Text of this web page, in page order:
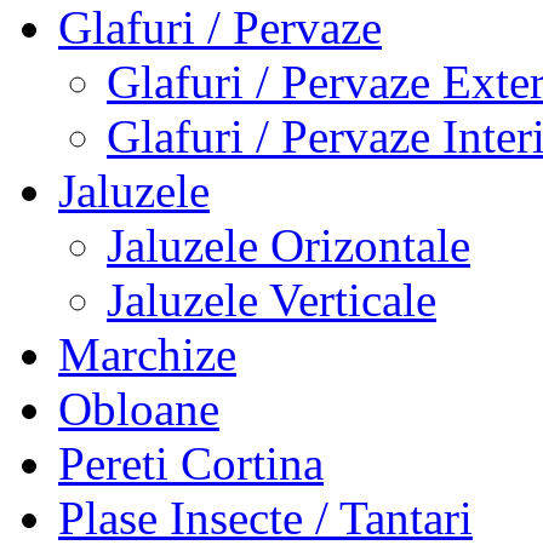
Glafuri / Pervaze
Glafuri / Pervaze
Glafuri / Pervaze
Jaluzele
Jaluzele Orizontale
Jaluzele Verticale
Marchize
Obloane
Pereti Cortina
Plase Insecte / Tantari